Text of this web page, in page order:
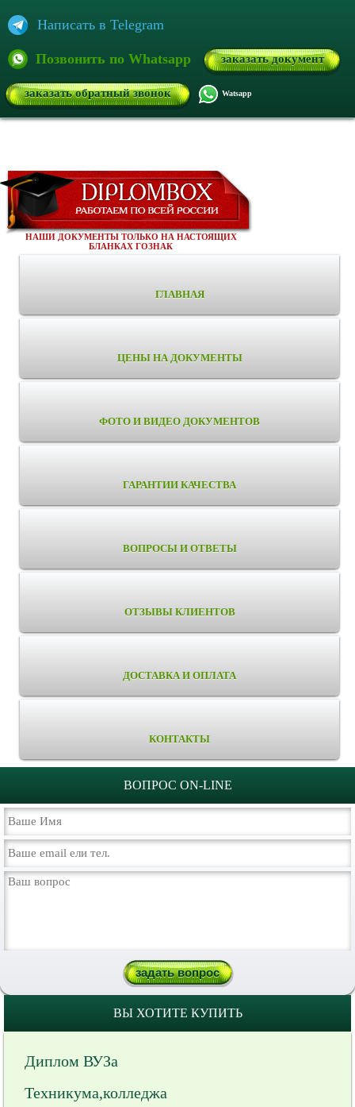
Написать в Telegram
Позвонить по Whatsapp заказать документ
заказать обратный звонок Watsapp
НАШИ ДОКУМЕНТЫ ТОЛЬКО НА НАСТОЯЩИХ
БЛАНКАХ ГОЗНАК
ГЛАВНАЯ
ЦЕНЫ НА ДОКУМЕНТЫ
ФОТО И ВИДЕО ДОКУМЕНТОВ
ГАРАНТИИ КАЧЕСТВА
ВОПРОСЫ И ОТВЕТЫ
ОТЗЫВЫ КЛИЕНТОВ
ДОСТАВКА И ОПЛАТА
КОНТАКТЫ
ВОПРОС ON-LINE
ВЫ ХОТИТЕ КУПИТЬ
Диплом ВУЗа
Техникума,колледжа